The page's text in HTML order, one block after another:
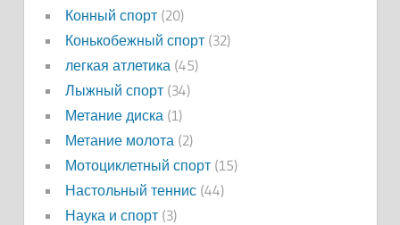
Конный спорт(20)
Конькобежный спорт(32)
легкая атлетика (45)
Лыжный спорт(34)
Метание диска (1)
Метание молота (2)
Мотоциклетный спорт(15)
Настольный теннис(44)
Наука и спорт(3)